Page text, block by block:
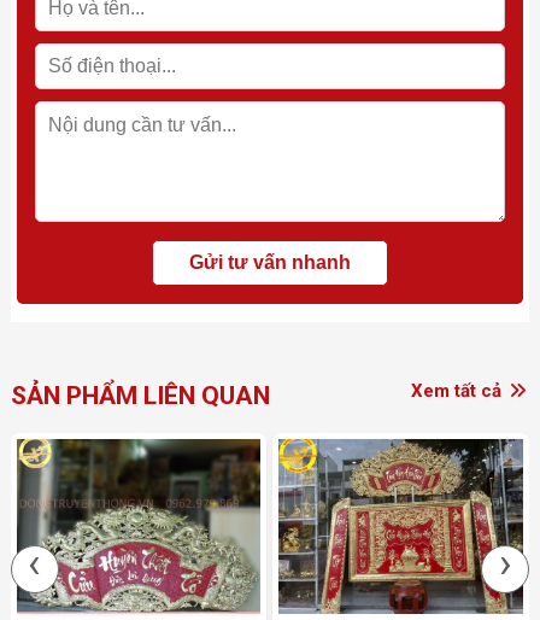
SẢN PHẨM LIÊN QUAN Xem tất cả
‹ ›